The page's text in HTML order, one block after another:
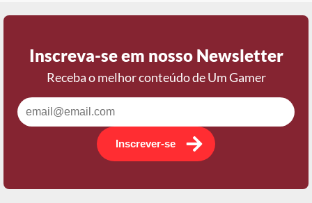
Inscreva-se em nosso Newsletter
Receba o melhor conteúdo de Um Gamer
Inscrever-se